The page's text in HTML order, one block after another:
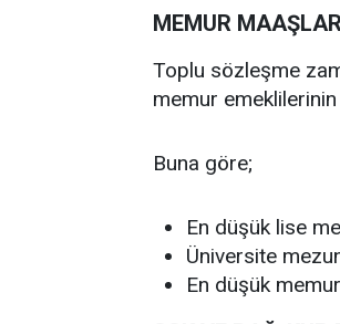
MEMUR
Toplu sözleşme
memur
Buna göre;
En düşük lise
Üniversite
En düşük